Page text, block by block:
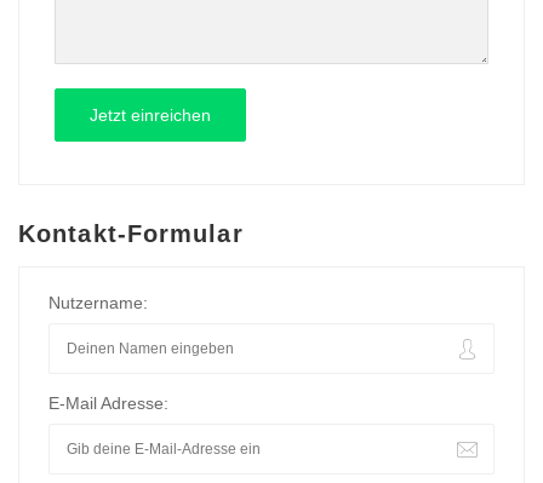
Kontakt-Formular
Nutzername:
E-Mail Adresse: